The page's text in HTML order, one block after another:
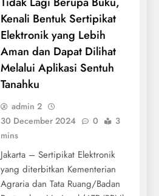
Kenali Bentuk Sertipikat
Elektronik yang Lebih
Aman dan Dapat Dilihat
Melalui Aplikasi Sentuh
Tanahku
admin 2
30 December 2024
0
3
mins
Jakarta – Sertipikat Elektronik
yang diterbitkan Kementerian
Agraria dan Tata Ruang/Badan